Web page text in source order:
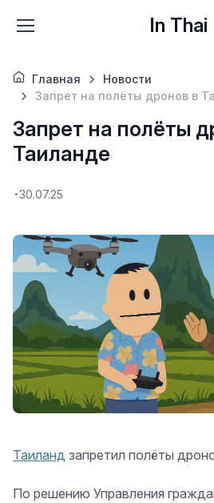
In Thai
Главная
Новости
Запрет на полёты дронов в
Запрет на полёты
Таиланде
30.07.25
Таиланд запретил полёты
По решению Управления